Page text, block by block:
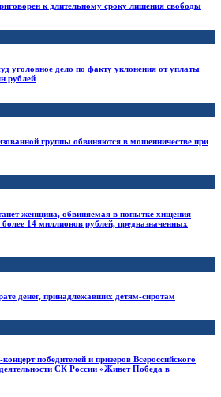
к длительному сроку лишения свободы
уголовное дело по факту уклонения от уплаты
рублей
группы обвиняются в мошенничестве при
женщина, обвиняемая в попытке хищения
14 миллионов рублей, предназначенных
денег, принадлежавших детям-сиротам
победителей и призеров Всероссийского
СК России «Живет Победа в